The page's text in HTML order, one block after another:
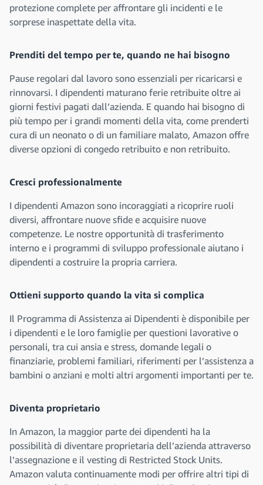
protezione complete per affrontare gli incidenti e le
sorprese inaspettate della vita.
Prenditi del tempo per te, quando ne hai bisogno
Pause regolari dal lavoro sono essenziali per ricaricarsi e
rinnovarsi. I dipendenti maturano ferie retribuite oltre ai
giorni festivi pagati dall’azienda. E quando hai bisogno di
più tempo per i grandi momenti della vita, come prenderti
cura di un neonato o di un familiare malato, Amazon offre
diverse opzioni di congedo retribuito e non retribuito.
Cresci professionalmente
I dipendenti Amazon sono incoraggiati a ricoprire ruoli
diversi, affrontare nuove sfide e acquisire nuove
competenze. Le nostre opportunità di trasferimento
interno e i programmi di sviluppo professionale aiutano i
dipendenti a costruire la propria carriera.
Ottieni supporto quando la vita si complica
Il Programma di Assistenza ai Dipendenti è disponibile per
i dipendenti e le loro famiglie per questioni lavorative o
personali, tra cui ansia e stress, domande legali o
finanziarie, problemi familiari, riferimenti per l’assistenza a
bambini o anziani e molti altri argomenti importanti per te.
Diventa proprietario
In Amazon, la maggior parte dei dipendenti ha la
possibilità di diventare proprietaria dell’azienda attraverso
l’assegnazione e il vesting di Restricted Stock Units.
Amazon valuta continuamente modi per offrire altri tipi di